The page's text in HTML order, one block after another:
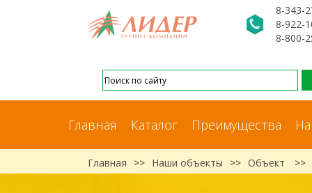
8-343-
8-922-
8-800-
Главная Каталог Преимущества
Главная >> Наши объекты >> Объект >>